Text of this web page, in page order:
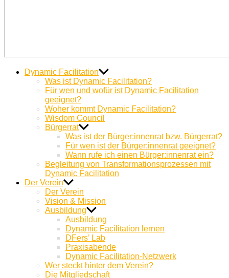
Facilitation
Dynamic Facilitation
Was ist Dynamic Facilitation?
Für wen und wofür ist Dynamic Facilitation
geeignet?
Woher kommt Dynamic Facilitation?
Wisdom Council
Bürgerrat
Was ist der Bürger:innenrat bzw. Bürgerrat?
Für wen ist der Bürger:innenrat geeignet?
Wann rufe ich einen Bürger:innenrat ein?
Begleitung von Transformationsprozessen mit
Dynamic Facilitation
Der Verein
Der Verein
Vision & Mission
Ausbildung
Ausbildung
Dynamic Facilitation lernen
DFers’ Lab
Praxisabende
Dynamic Facilitation-Netzwerk
Wer steckt hinter dem Verein?
Die Mitgliedschaft